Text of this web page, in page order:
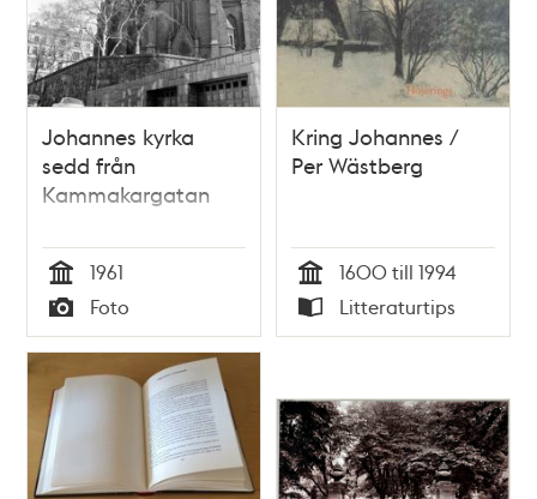
Johannes kyrka
sedd från
Kammakargatan
Tid
1961
Typ
Foto
Kring Johannes /
Per Wästberg
Tid
1600 till 1994
Typ
Litteraturtips